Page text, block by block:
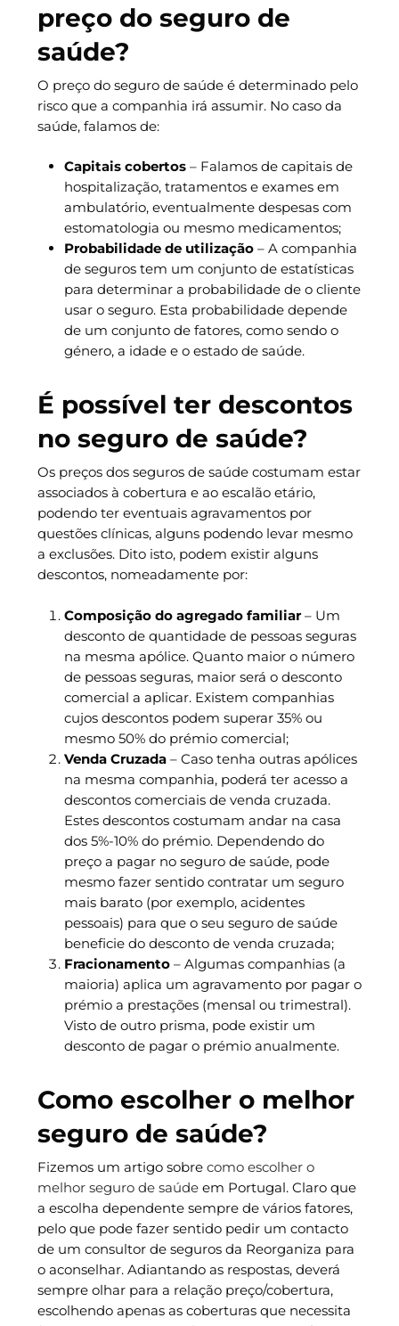
preço do seguro de
saúde?
O preço do seguro de saúde é determinado pelo
risco que a companhia irá assumir. No caso da
saúde, falamos de:
Capitais cobertos– Falamos de capitais de
hospitalização, tratamentos e exames em
ambulatório, eventualmente despesas com
estomatologia ou mesmo medicamentos;
Probabilidade de utilização– A companhia
de seguros tem um conjunto de estatísticas
para determinar a probabilidade de o cliente
usar o seguro. Esta probabilidade depende
de um conjunto de fatores, como sendo o
género, a idade e o estado de saúde.
É possível ter descontos
no seguro de saúde?
Os preços dos seguros de saúde costumam estar
associados à cobertura e ao escalão etário,
podendo ter eventuais agravamentos por
questões clínicas, alguns podendo levar mesmo
a exclusões. Dito isto, podem existir alguns
descontos, nomeadamente por:
Composição do agregado familiar– Um
desconto de quantidade de pessoas seguras
na mesma apólice. Quanto maior o número
de pessoas seguras, maior será o desconto
comercial a aplicar. Existem companhias
cujos descontos podem superar 35% ou
mesmo 50% do prémio comercial;
Venda Cruzada– Caso tenha outras apólices
na mesma companhia, poderá ter acesso a
descontos comerciais de venda cruzada.
Estes descontos costumam andar na casa
dos 5%-10% do prémio. Dependendo do
preço a pagar no seguro de saúde, pode
mesmo fazer sentido contratar um seguro
mais barato (por exemplo, acidentes
pessoais) para que o seu seguro de saúde
beneficie do desconto de venda cruzada;
Fracionamento– Algumas companhias (a
maioria) aplica um agravamento por pagar o
prémio a prestações (mensal ou trimestral).
Visto de outro prisma, pode existir um
desconto de pagar o prémio anualmente.
Como escolher o melhor
seguro de saúde?
Fizemos um artigo sobre como escolher o
melhor seguro de saúdeem Portugal. Claro que
a escolha dependente sempre de vários fatores,
pelo que pode fazer sentido pedir um contacto
de um consultor de seguros da Reorganiza para
o aconselhar. Adiantando as respostas, deverá
sempre olhar para a relação preço/cobertura,
escolhendo apenas as coberturas que necessita